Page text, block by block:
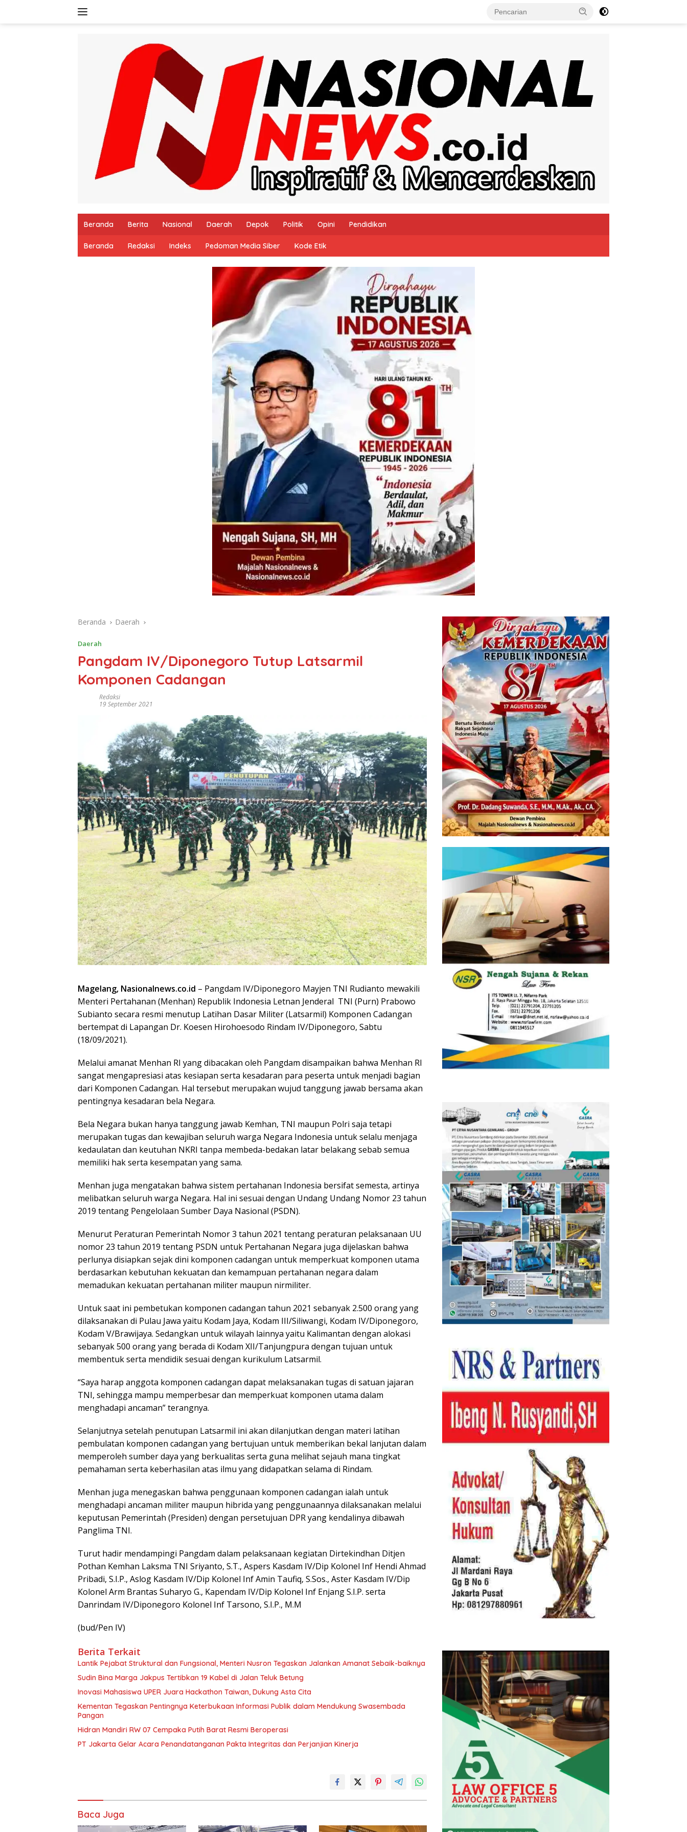
Beranda Berita Nasional Daerah Depok Politik Opini Pendidikan
Beranda Redaksi Indeks Pedoman Media Siber Kode Etik
Beranda Daerah
Daerah
Pangdam IV/Diponegoro Tutup Latsarmil
Komponen Cadangan
Redaksi
19 September 2021
Magelang, Nasionalnews.co.id – Pangdam IV/Diponegoro Mayjen TNI Rudianto mewakili
Menteri Pertahanan (Menhan) Republik Indonesia Letnan Jenderal TNI (Purn) Prabowo
Subianto secara resmi menutup Latihan Dasar Militer (Latsarmil) Komponen Cadangan
bertempat di Lapangan Dr. Koesen Hirohoesodo Rindam IV/Diponegoro, Sabtu
(18/09/2021).
Melalui amanat Menhan RI yang dibacakan oleh Pangdam disampaikan bahwa Menhan RI
sangat mengapresiasi atas kesiapan serta kesadaran para peserta untuk menjadi bagian
dari Komponen Cadangan. Hal tersebut merupakan wujud tanggung jawab bersama akan
pentingnya kesadaran bela Negara.
Bela Negara bukan hanya tanggung jawab Kemhan, TNI maupun Polri saja tetapi
merupakan tugas dan kewajiban seluruh warga Negara Indonesia untuk selalu menjaga
kedaulatan dan keutuhan NKRI tanpa membeda-bedakan latar belakang sebab semua
memiliki hak serta kesempatan yang sama.
Menhan juga mengatakan bahwa sistem pertahanan Indonesia bersifat semesta, artinya
melibatkan seluruh warga Negara. Hal ini sesuai dengan Undang Undang Nomor 23 tahun
2019 tentang Pengelolaan Sumber Daya Nasional (PSDN).
Menurut Peraturan Pemerintah Nomor 3 tahun 2021 tentang peraturan pelaksanaan UU
nomor 23 tahun 2019 tentang PSDN untuk Pertahanan Negara juga dijelaskan bahwa
perlunya disiapkan sejak dini komponen cadangan untuk memperkuat komponen utama
berdasarkan kebutuhan kekuatan dan kemampuan pertahanan negara dalam
memadukan kekuatan pertahanan militer maupun nirmiliter.
Untuk saat ini pembetukan komponen cadangan tahun 2021 sebanyak 2.500 orang yang
dilaksanakan di Pulau Jawa yaitu Kodam Jaya, Kodam III/Siliwangi, Kodam IV/Diponegoro,
Kodam V/Brawijaya. Sedangkan untuk wilayah lainnya yaitu Kalimantan dengan alokasi
sebanyak 500 orang yang berada di Kodam XII/Tanjungpura dengan tujuan untuk
membentuk serta mendidik sesuai dengan kurikulum Latsarmil.
“Saya harap anggota komponen cadangan dapat melaksanakan tugas di satuan jajaran
TNI, sehingga mampu memperbesar dan memperkuat komponen utama dalam
menghadapi ancaman” terangnya.
Selanjutnya setelah penutupan Latsarmil ini akan dilanjutkan dengan materi latihan
pembulatan komponen cadangan yang bertujuan untuk memberikan bekal lanjutan dalam
memperoleh sumber daya yang berkualitas serta guna melihat sejauh mana tingkat
pemahaman serta keberhasilan atas ilmu yang didapatkan selama di Rindam.
Menhan juga menegaskan bahwa penggunaan komponen cadangan ialah untuk
menghadapi ancaman militer maupun hibrida yang penggunaannya dilaksanakan melalui
keputusan Pemerintah (Presiden) dengan persetujuan DPR yang kendalinya dibawah
Panglima TNI.
Turut hadir mendampingi Pangdam dalam pelaksanaan kegiatan Dirtekindhan Ditjen
Pothan Kemhan Laksma TNI Sriyanto, S.T., Aspers Kasdam IV/Dip Kolonel Inf Hendi Ahmad
Pribadi, S.I.P., Aslog Kasdam IV/Dip Kolonel Inf Amin Taufiq, S.Sos., Aster Kasdam IV/Dip
Kolonel Arm Brantas Suharyo G., Kapendam IV/Dip Kolonel Inf Enjang S.I.P. serta
Danrindam IV/Diponegoro Kolonel Inf Tarsono, S.I.P., M.M
(bud/Pen IV)
Berita Terkait
Lantik Pejabat Struktural dan Fungsional, Menteri Nusron Tegaskan Jalankan Amanat Sebaik-baiknya
Sudin Bina Marga Jakpus Tertibkan 19 Kabel di Jalan Teluk Betung
Inovasi Mahasiswa UPER Juara Hackathon Taiwan, Dukung Asta Cita
Kementan Tegaskan Pentingnya Keterbukaan Informasi Publik dalam Mendukung Swasembada
Pangan
Hidran Mandiri RW 07 Cempaka Putih Barat Resmi Beroperasi
PT Jakarta Gelar Acara Penandatanganan Pakta Integritas dan Perjanjian Kinerja
Baca Juga